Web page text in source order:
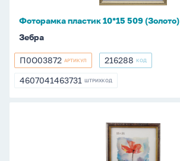
Фоторамка пластик 10*15 509 (Золото)
Зебра
П0О03872
П0О03872 АРТИКУЛ 216288
216288 КОД
4607041463731
4607041463731 ШТРИХКОД